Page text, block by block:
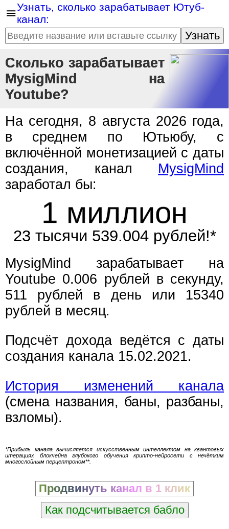
Узнать, сколько зарабатывает Ютуб-
канал:
Узнать
Сколько зарабатывает
MysigMind на
Youtube?
На сегодня, 8 августа 2026 года,
в среднем по Ютьюбу, с
включённой монетизацией с даты
создания, канал MysigMind
заработал бы:
1 миллион
23 тысячи 539.005 рублей!*
MysigMind зарабатывает на
Youtube 0.006 рублей в секунду,
511 рублей в день или 15340
рублей в месяц.
Подсчёт дохода ведётся с даты
создания канала 15.02.2021.
История изменений канала
(смена названия, баны, разбаны,
взломы).
*Прибыль канала вычисляется искусственным интеллектом на квантовых
итерациях блокчейна глубокого обучения крипто-нейросети с нечётким
многослойным перцептроном**.
Продвинуть канал в 1 клик
Как подсчитывается бабло